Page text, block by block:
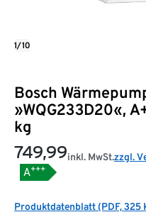
Bosch
»WQG233D20«,
kg
749,99inkl. MwSt.zzgl.
A+++
Produktdatenblatt (PDF, 325
1/10